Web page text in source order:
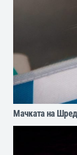
Мачката на